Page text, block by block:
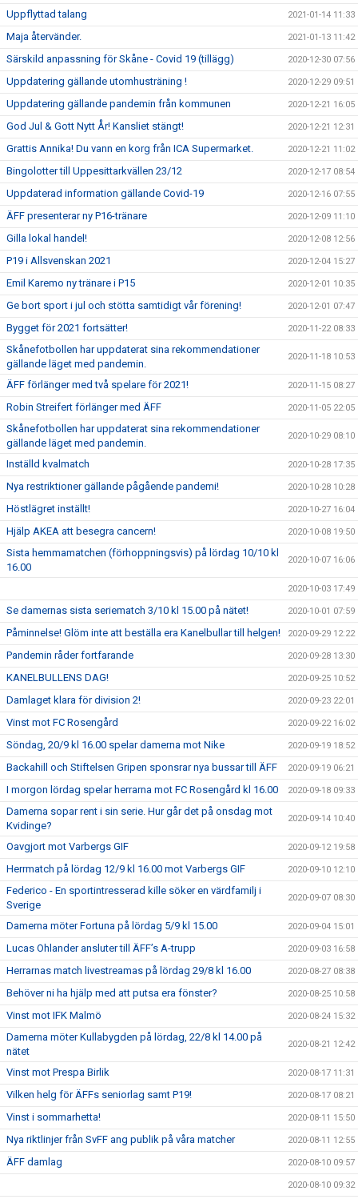
Uppflyttad talang 2021-01-14 11:33
Maja återvänder. 2021-01-13 11:42
Särskild anpassning för Skåne - Covid 19 (tillägg) 2020-12-30 07:56
Uppdatering gällande utomhusträning ! 2020-12-29 09:51
Uppdatering gällande pandemin från kommunen 2020-12-21 16:05
God Jul & Gott Nytt År! Kansliet stängt! 2020-12-21 12:31
Grattis Annika! Du vann en korg från ICA Supermarket. 2020-12-21 11:02
Bingolotter till Uppesittarkvällen 23/12 2020-12-17 08:54
Uppdaterad information gällande Covid-19 2020-12-16 07:55
ÄFF presenterar ny P16-tränare 2020-12-09 11:10
Gilla lokal handel! 2020-12-08 12:56
P19 i Allsvenskan 2021 2020-12-04 15:27
Emil Karemo ny tränare i P15 2020-12-01 10:35
Ge bort sport i jul och stötta samtidigt vår förening! 2020-12-01 07:47
Bygget för 2021 fortsätter! 2020-11-22 08:33
Skånefotbollen har uppdaterat sina rekommendationer
gällande läget med pandemin.
2020-11-18 10:53
ÄFF förlänger med två spelare för 2021! 2020-11-15 08:27
Robin Streifert förlänger med ÄFF 2020-11-05 22:05
Skånefotbollen har uppdaterat sina rekommendationer
gällande läget med pandemin.
2020-10-29 08:10
Inställd kvalmatch 2020-10-28 17:35
Nya restriktioner gällande pågående pandemi! 2020-10-28 10:28
Höstlägret inställt! 2020-10-27 16:04
Hjälp AKEA att besegra cancern! 2020-10-08 19:50
Sista hemmamatchen (förhoppningsvis) på lördag 10/10 kl
16.00
2020-10-07 16:06
2020-10-03 17:49
Se damernas sista seriematch 3/10 kl 15.00 på nätet! 2020-10-01 07:59
Påminnelse! Glöm inte att beställa era Kanelbullar till helgen! 2020-09-29 12:22
Pandemin råder fortfarande 2020-09-28 13:30
KANELBULLENS DAG! 2020-09-25 10:52
Damlaget klara för division 2! 2020-09-23 22:01
Vinst mot FC Rosengård 2020-09-22 16:02
Söndag, 20/9 kl 16.00 spelar damerna mot Nike 2020-09-19 18:52
Backahill och Stiftelsen Gripen sponsrar nya bussar till ÄFF 2020-09-19 06:21
I morgon lördag spelar herrarna mot FC Rosengård kl 16.00 2020-09-18 09:33
Damerna sopar rent i sin serie. Hur går det på onsdag mot
Kvidinge?
2020-09-14 10:40
Oavgjort mot Varbergs GIF 2020-09-12 19:58
Herrmatch på lördag 12/9 kl 16.00 mot Varbergs GIF 2020-09-10 12:10
Federico - En sportintresserad kille söker en värdfamilj i
Sverige
2020-09-07 08:30
Damerna möter Fortuna på lördag 5/9 kl 15.00 2020-09-04 15:01
Lucas Ohlander ansluter till ÄFF’s A-trupp 2020-09-03 16:58
Herrarnas match livestreamas på lördag 29/8 kl 16.00 2020-08-27 08:38
Behöver ni ha hjälp med att putsa era fönster? 2020-08-25 10:58
Vinst mot IFK Malmö 2020-08-24 15:32
Damerna möter Kullabygden på lördag, 22/8 kl 14.00 på
nätet
2020-08-21 12:42
Vinst mot Prespa Birlik 2020-08-17 11:31
Vilken helg för ÄFFs seniorlag samt P19! 2020-08-17 08:21
Vinst i sommarhetta! 2020-08-11 15:50
Nya riktlinjer från SvFF ang publik på våra matcher 2020-08-11 12:55
ÄFF damlag 2020-08-10 09:57
2020-08-10 09:32